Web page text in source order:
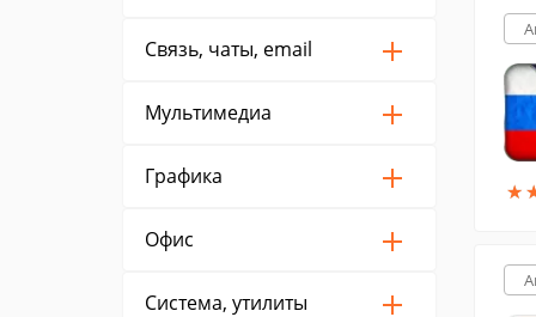
Связь, чаты, email
Мультимедиа
Графика
Офис
Система, утилиты
★
★